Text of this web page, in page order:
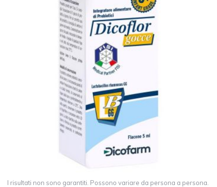
I risultati non sono garantiti. Possono variare da persona a persona.